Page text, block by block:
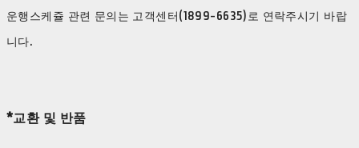
운행스케쥴 관련 문의는 고객센터(1899-6635)로 연락주시기 바랍
니다.
*교환 및 반품